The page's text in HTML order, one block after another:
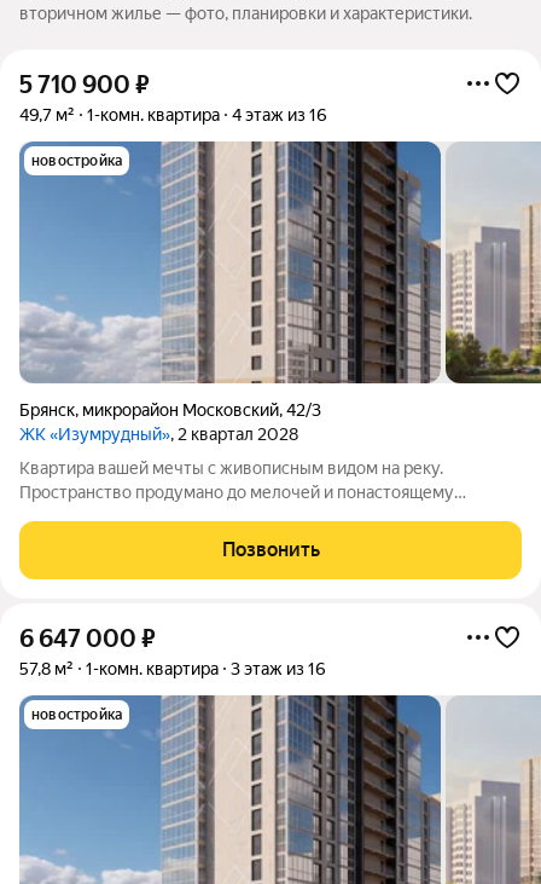
вторичном жилье — фото, планировки и характеристики.
5 710 900 ₽
49,7 м² 1-комн. квартира 4 этаж из 16
новостройка
Брянск, микрорайон Московский,42/3
ЖК «Изумрудный», 2 квартал 2028
Квартира вашей мечты с живописным видом на реку.
Пространство продумано до мелочей и понастоящему
просторные квартиры: с удобной планировкой и панорамными
окнами. Подберите вариант, который
Позвонить
6 647 000 ₽
57,8 м² 1-комн. квартира 3 этаж из 16
новостройка